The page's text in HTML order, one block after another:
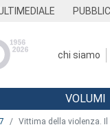
chi siamo
VOLUMI
Vittima della violenza.